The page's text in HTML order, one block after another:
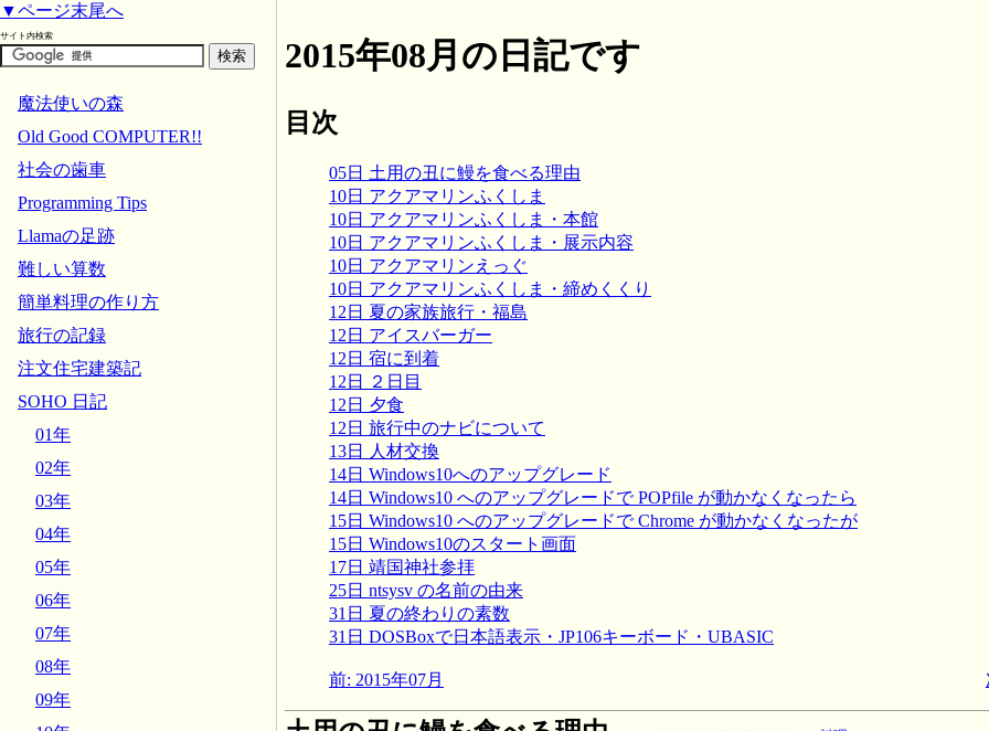
2015年08月の日記です
目次
05日 土用の丑に鰻を食べる理由
10日 アクアマリンふくしま
10日 アクアマリンふくしま・本館
10日 アクアマリンふくしま・展示内容
10日 アクアマリンえっぐ
10日 アクアマリンふくしま・締めくくり
12日 夏の家族旅行・福島
12日 アイスバーガー
12日 宿に到着
12日 ２日目
12日 夕食
12日 旅行中のナビについて
13日 人材交換
14日 Windows10へのアップグレード
14日 Windows10 へのアップグレードで POPfile が動かなくなったら
15日 Windows10 へのアップグレードで Chrome が動かなくなったが
15日 Windows10のスタート画面
17日 靖国神社参拝
25日 ntsysv の名前の由来
31日 夏の終わりの素数
31日 DOSBoxで日本語表示・JP106キーボード・UBASIC
前: 2015年07月
▼ページ末尾へ
サイト内検索
魔法使いの森
Old Good COMPUTER!!
社会の歯車
Programming Tips
Llamaの足跡
難しい算数
簡単料理の作り方
旅行の記録
注文住宅建築記
SOHO 日記
01年
02年
03年
04年
05年
06年
07年
08年
09年